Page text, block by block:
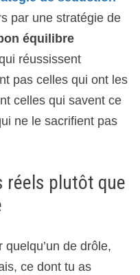
par une stratégie de
équilibre
réussissent
pas celles qui ont les
celles qui savent ce
ne le sacrifient pas
réels plutôt que
de drôle,
ce dont tu as